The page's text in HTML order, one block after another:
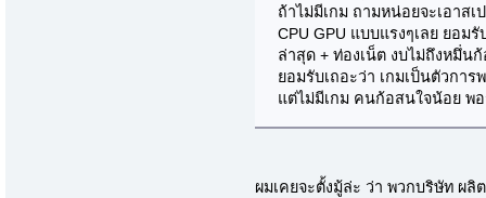
ถ้าไม่มีเกม ถามหน่อยจะเอาสเ
CPU GPU แบบแรงๆเลย ยอม
ล่าสุด + ท่องเน็ต งบไม่ถึงหมึ่น
ยอมรับเถอะว่า เกมเป็นตัวกา
แต่ไม่มีเกม คนก้อสนใจน้อย พ
ผมเคยจะตั้งมู้ล่ะ ว่า พวกบริษัท ผ